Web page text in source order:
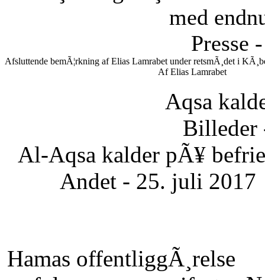
med
Presse
Afsluttende bemÃ¦rkning af Elias Lamrabet under retsmÃ¸det i
Af Elias Lamrabet
Aqsa
Billeder
Al-Aqsa kalder pÃ¥
Andet - 25. juli 2017
Hamas offentliggÃ¸relse